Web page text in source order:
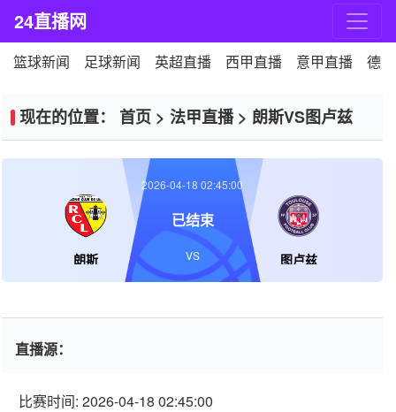
24直播网
篮球新闻 足球新闻 英超直播 西甲直播 意甲直播 德
现在的位置： 首页 > 法甲直播> 朗斯VS图卢兹
朗斯 图卢兹
2026-04-18 02:45:00
已结束
VS
直播源：
比赛时间: 2026-04-18 02:45:00